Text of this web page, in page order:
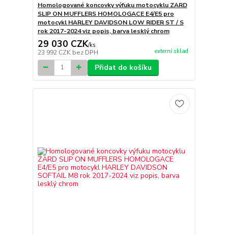
Homologované koncovky výfuku motocyklu ZARD
SLIP ON MUFFLERS HOMOLOGACE E4/E5 pro
motocykl HARLEY DAVIDSON LOW RIDER ST / S
rok 2017-2024 viz popis, barva lesklý chrom
29 030 CZK/ks
23 992 CZK bez DPH externí sklad
Přidat do košíku